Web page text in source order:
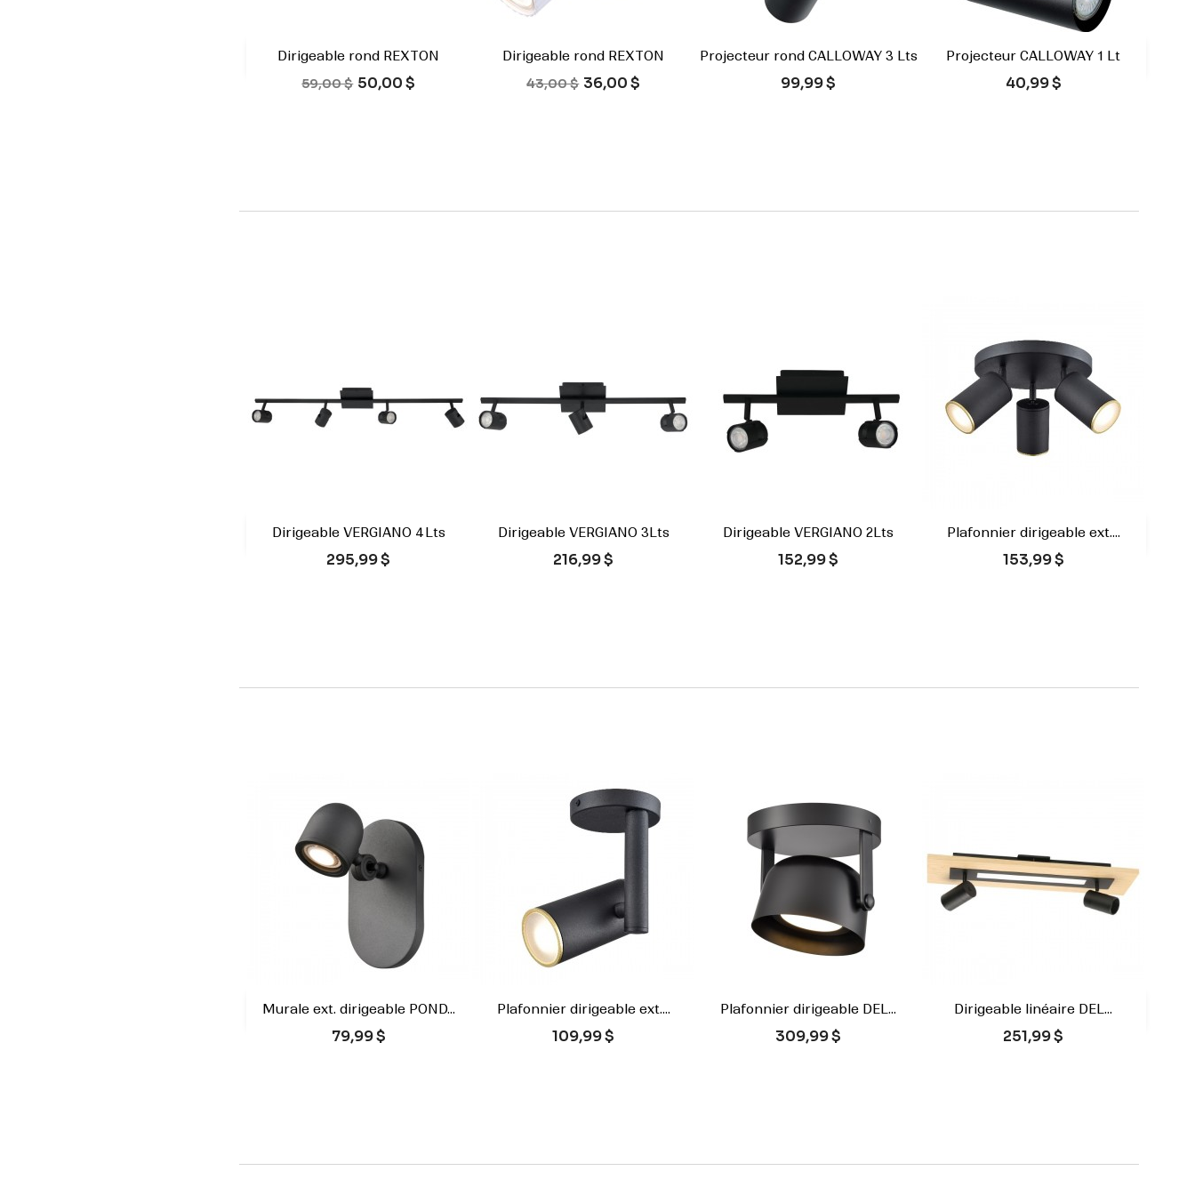
Dirigeable rond REXTON
Prix de base
59,00 $ Prix
50,00 $
Aperçu rapide
Noir
Dirigeable rond REXTON
Prix de base
43,00 $ Prix
36,00 $
Aperçu rapide
BlancNoir
Projecteur rond CALLOWAY 3 Lts
Prix
99,99 $
Aperçu rapide
BlancNoir
Projecteur CALLOWAY 1 Lt
Prix
40,99 $
Aperçu rapide
BlancNoir
Dirigeable VERGIANO 4Lts
Prix
295,99 $
Aperçu rapide
BlancNoir
Dirigeable VERGIANO 3Lts
Prix
216,99 $
Aperçu rapide
BlancNoir
Dirigeable VERGIANO 2Lts
Prix
152,99 $
Aperçu rapide
BlancNoir
Plafonnier dirigeable ext....
Prix
153,99 $
Aperçu rapide
Noir
Murale ext. dirigeable POND...
Prix
79,99 $
Aperçu rapide
Noir
Plafonnier dirigeable ext....
Prix
109,99 $
Aperçu rapide
Noir
Plafonnier dirigeable DEL...
Prix
309,99 $
Aperçu rapide
BlancNoir
Dirigeable linéaire DEL...
Prix
251,99 $
Aperçu rapide
Noir et Bois